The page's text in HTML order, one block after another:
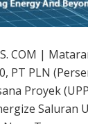
COM |
PT PLN
Proyek
Saluran